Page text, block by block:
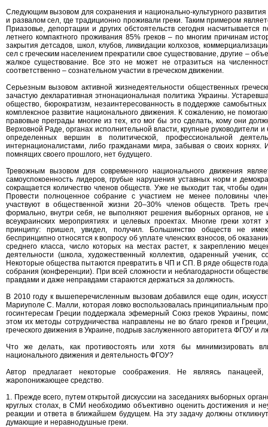
Следующим вызовом для сохранения и национально-культурного
и развалом сел, где традиционно проживали греки. Таким примером
Приазовье, депортации и других обстоятельств сегодня
летнего компактного проживания 85% греков – по многим причинам
закрытия детсадов, школ, клубов, ликвидации колхозов,
сел с греческим населением прекратили свое существование, другие –
жалкое существование. Все это не может не отразиться на
соответственно – сознательном участии в греческом движении.
Серьезным вызовом активной жизнедеятельности общественных
зачастую декларативная этнонациональная политика Украины.
общество, бюрократизм, незаинтересованность в поддержке
комплексное развитие национального движения. К сожалению, не
правовые преграды многие из тех, кто мог бы это сделать, кому они
Верховной Раде, органах исполнительной власти, крупные руководители
определенных вершин в политической, профессиональной
интернационалистами, либо гражданами мира, забывая о своих
помнящих своего прошлого, нет будущего.
Тревожным вызовом для современного национального движения
самоуспокоенность лидеров, грубые нарушения уставных норм и
сокращается количество членов обществ. Уже не выходит так, чтобы
Провести полноценное собрание с участием не менее половины
участвуют в общественной жизни 20–30% членов обществ. Треть
формально, внутри себя, не выполняют решения выборных органов, не
всеукраинских мероприятиях и целевых проектах. Многие греки
принципу: пришел, увидел, получил. Большинство обществ не
беспринципно относятся к вопросу об уплате членских взносов, об
среднего класса, число которых на местах растет, к закреплению
деятельности (школа, художественный коллектив, одаренный ученик,
Некоторые общества пытаются превратить в ЧП и СП. В ряде обществ
собрания (конференции). При всей сложности и неблагодарности
правдами и даже неправдами стараются держаться за должность.
В 2010 году к вышеперечисленным вызовам добавился еще один,
Мариуполе С. Малли, которая ловко воспользовалась принципиальным
госинтересам Греции поддержала эфемерный Союз греков Украины,
этом их методы сотрудничества направлены не во благо греков и
греческого движения в Украине, подрыв заслуженного авторитета ФГОУ и
Что же делать, как противостоять или хотя бы минимизировать
национального движения и деятельность ФГОУ?
Автор предлагает некоторые соображения. Не являясь
жаропонижающее средство.
1. Прежде всего, путем открытой дискуссии на заседаниях выборных
круглых столах, в СМИ необходимо объективно оценить достижения и
реакции и ответа в ближайшем будущем. На эту задачу должны
думающие и неравнодушные греки.